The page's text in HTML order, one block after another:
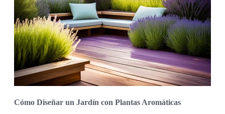
Cómo Diseñar un Jardín con Plantas Aromáticas